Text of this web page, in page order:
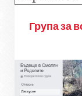
Група за